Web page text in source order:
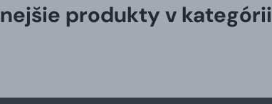
produkty v kategórii